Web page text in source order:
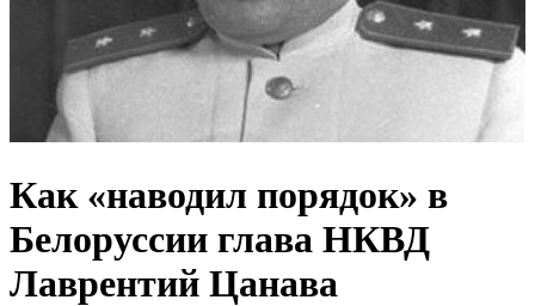
Как «наводил порядок» в
Белоруссии глава НКВД
Лаврентий Цанава